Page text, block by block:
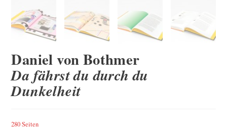
Daniel von Bothmer
Da fährst du durch du
Dunkelheit
280 Seiten